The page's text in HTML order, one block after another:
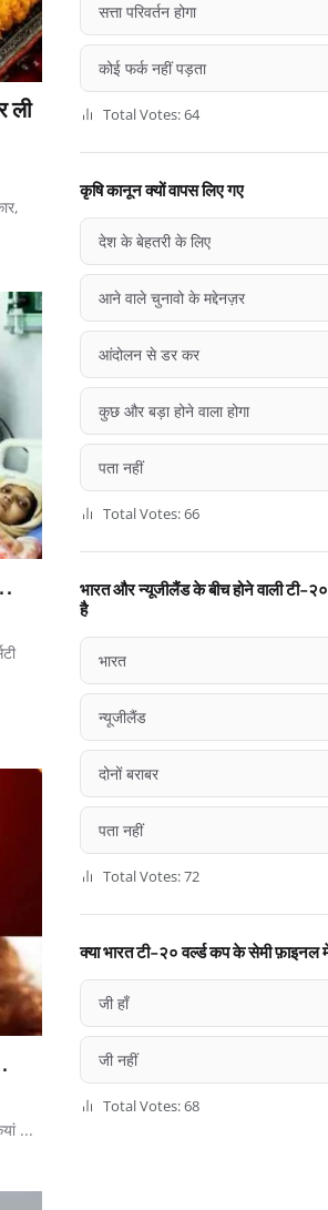
ली
...
सत्ता परिवर्तन होगा
कोई फर्क नहीं पड़ता
Total Votes: 64
कृषि कानून क्यों वापस लिए गए
देश के बेहतरी के लिए
आने वाले चुनावो के मद्देनज़र
आंदोलन से डर कर
कुछ और बड़ा होने वाला होगा
पता नहीं
Total Votes: 66
भारत और न्यूजीलैंड के बीच होने वाली टी-
है
भारत
न्यूजीलैंड
दोनों बराबर
पता नहीं
Total Votes: 72
क्या भारत टी-२० वर्ल्ड कप के सेमी फ़ाइनल
जी हाँ
जी नहीं
Total Votes: 68